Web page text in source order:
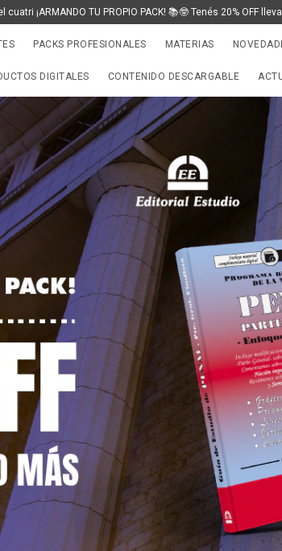
cuatri ¡ARMANDO TU PROPIO PACK! 📚🤓 Tenés 20% OFF
PACKS PROFESIONALES MATERIAS
DIGITALES CONTENIDO DESCARGABLE